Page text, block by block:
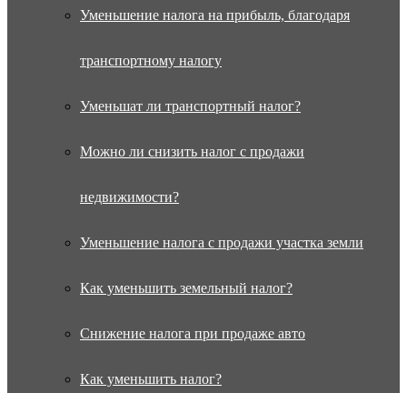
Уменьшение налога на прибыль, благодаря
транспортному налогу
Уменьшат ли транспортный налог?
Можно ли снизить налог с продажи
недвижимости?
Уменьшение налога с продажи участка земли
Как уменьшить земельный налог?
Снижение налога при продаже авто
Как уменьшить налог?